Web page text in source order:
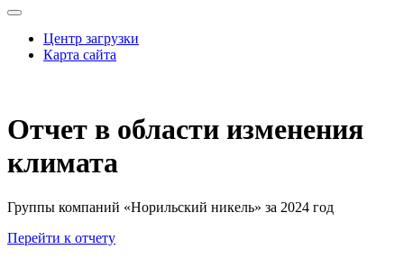
Центр загрузки
Карта сайта
Отчет в области изменения
климата
Группы компаний «Норильский никель» за 2024 год
Перейти к отчету